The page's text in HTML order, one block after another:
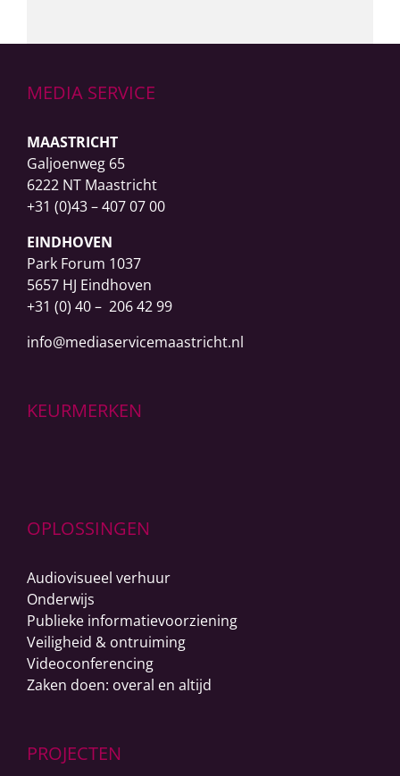
MEDIA SERVICE
MAASTRICHT
Galjoenweg 65
6222 NT Maastricht
+31 (0)43 – 407 07 00
EINDHOVEN
Park Forum 1037
5657 HJ Eindhoven
+31 (0) 40 – 206 42 99
info@mediaservicemaastricht.nl
KEURMERKEN
OPLOSSINGEN
Audiovisueel verhuur
Onderwijs
Publieke informatievoorziening
Veiligheid & ontruiming
Videoconferencing
Zaken doen: overal en altijd
PROJECTEN